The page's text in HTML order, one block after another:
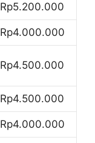
Rp5.200.000
Rp4.000.000
Rp4.500.000
Rp4.500.000
Rp4.000.000